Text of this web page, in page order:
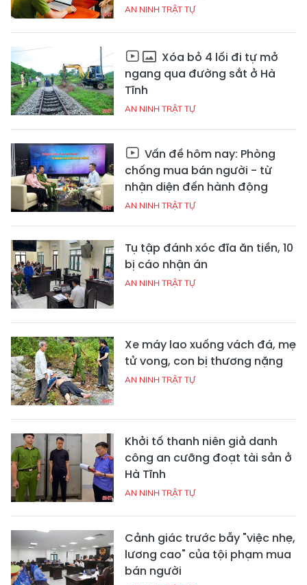
AN NINH TRẬT TỰ
Xóa bỏ 4 lối đi tự mở
ngang qua đường sắt ở Hà
Tĩnh
AN NINH TRẬT TỰ
Vấn đề hôm nay: Phòng
chống mua bán người - từ
nhận diện đến hành động
AN NINH TRẬT TỰ
Tụ tập đánh xóc đĩa ăn tiền, 10
bị cáo nhận án
AN NINH TRẬT TỰ
Xe máy lao xuống vách đá, mẹ
tử vong, con bị thương nặng
AN NINH TRẬT TỰ
Khởi tố thanh niên giả danh
công an cưỡng đoạt tài sản ở
Hà Tĩnh
AN NINH TRẬT TỰ
Cảnh giác trước bẫy "việc nhẹ,
lương cao" của tội phạm mua
bán người